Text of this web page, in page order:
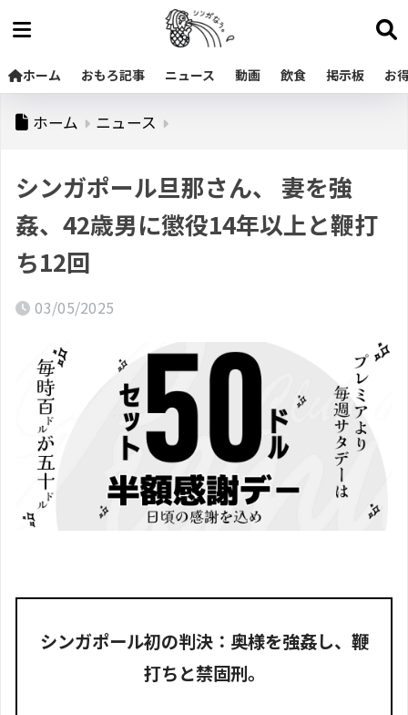
ホーム おもろ記事 ニュース 動画 飲食 掲示板 お
ホーム ニュース
シンガポール旦那さん、 妻を強
姦、42歳男に懲役14年以上と鞭打
ち12回
03/05/2025
シンガポール初の判決：奥様を強姦し、鞭
打ちと禁固刑。